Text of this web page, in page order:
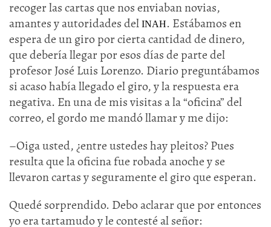
recoger las cartas que nos enviaban novias,
amantes y autoridades del INAH. Estábamos en
espera de un giro por cierta cantidad de dinero,
que debería llegar por esos días de parte del
profesor José Luis Lorenzo. Diario preguntábamos
si acaso había llegado el giro, y la respuesta era
negativa. En una de mis visitas a la “oficina” del
correo, el gordo me mandó llamar y me dijo:
–Oiga usted, ¿entre ustedes hay pleitos? Pues
resulta que la oficina fue robada anoche y se
llevaron cartas y seguramente el giro que esperan.
Quedé sorprendido. Debo aclarar que por entonces
yo era tartamudo y le contesté al señor: